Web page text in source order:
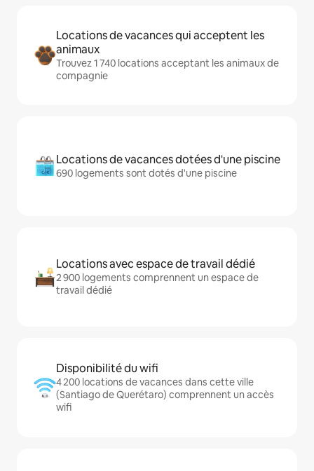
Locations de vacances qui acceptent les
animaux
Trouvez 1 740 locations acceptant les animaux de
compagnie
Locations de vacances dotées d'une piscine
690 logements sont dotés d'une piscine
Locations avec espace de travail dédié
2 900 logements comprennent un espace de
travail dédié
Disponibilité du wifi
4 200 locations de vacances dans cette ville
(Santiago de Querétaro) comprennent un accès
wifi